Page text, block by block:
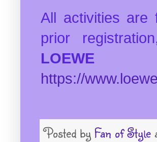
All activities are
prior
LOEWE
https://
Posted by Fan of Style